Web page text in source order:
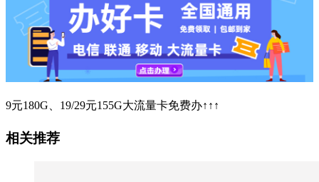
9元180G、19/29元155G大流量卡免费办↑↑↑
相关推荐